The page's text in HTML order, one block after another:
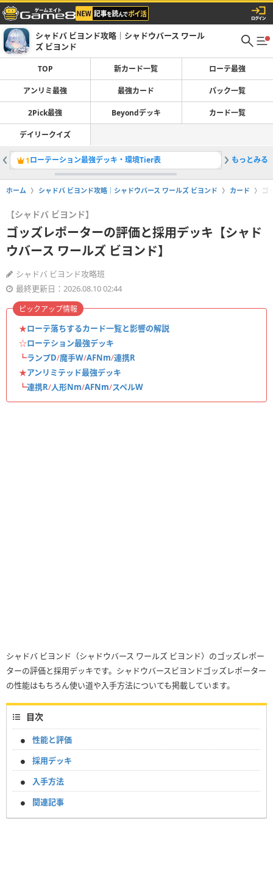
シャドバ ビヨンド攻略｜シャドウバース ワール
ズ ビヨンド
TOP 新カード一覧 ローテ最強
アンリミ最強 最強カード パック一覧
2Pick最強 Beyondデッキ カード一覧
デイリークイズ
1ローテーション最強デッキ・環境Tier表 2
もっとみる
ホーム シャドバ ビヨンド攻略｜シャドウバース ワールズ ビヨンド カード ゴ
【シャドバ ビヨンド】
ゴッズレポーターの評価と採用デッキ【シャド
ウバース ワールズ ビヨンド】
シャドバ ビヨンド攻略班
最終更新日：2026.08.10 02:44
★ローテ落ちするカード一覧と影響の解説
☆ローテション最強デッキ
┗ランプD/魔手W/AFNm/連携R
★アンリミテッド最強デッキ
┗連携R/人形Nm/AFNm/スペルW
ピックアップ情報
シャドバ ビヨンド（シャドウバース ワールズ ビヨンド）のゴッズレポー
ターの評価と採用デッキです。シャドウバースビヨンドゴッズレポーター
の性能はもちろん使い道や入手方法についても掲載しています。
目次
性能と評価
採用デッキ
入手方法
関連記事